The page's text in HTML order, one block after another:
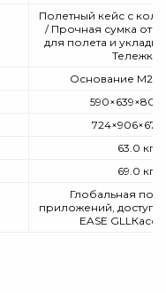
Полетный кейс с
/ Прочная сумка от
для полета и
Тележка
Основание M20
724×906×675
63.0 кг
69.0 кг
Глобальная
приложений,
EASE